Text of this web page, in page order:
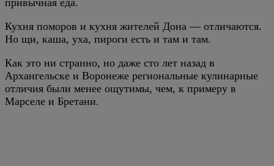
привычная еда.
Кухня поморов и кухня жителей Дона — отличаются.
Но щи, каша, уха, пироги есть и там и там.
Как это ни странно, но даже сто лет назад в
Архангельске и Воронеже региональные кулинарные
отличия были менее ощутимы, чем, к примеру в
Марселе и Бретани.